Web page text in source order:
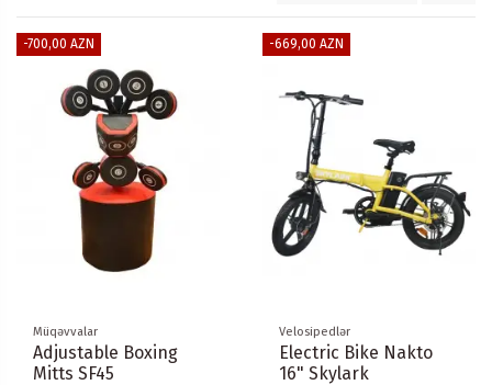
-700,00 AZN
Müqəvvalar
Adjustable Boxing
Mitts SF45
-669,00 AZN
Velosipedlər
Electric Bike Nakto
16" Skylark